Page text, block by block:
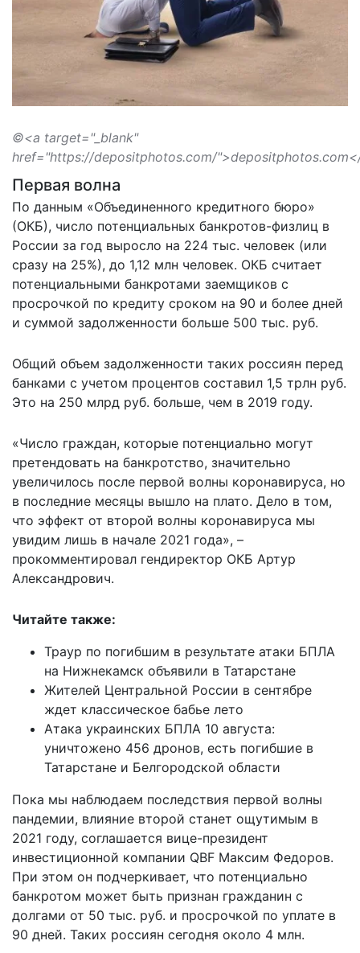
©<a target="_blank"
href="https://depositphotos.com/
Первая волна
По данным «Объединенного кредитного бюро»
(ОКБ), число потенциальных банкротов-физлиц в
России за год выросло на 224 тыс. человек (или
сразу на 25%), до 1,12 млн человек. ОКБ считает
потенциальными банкротами заемщиков с
просрочкой по кредиту сроком на 90 и более дней
и суммой задолженности больше 500 тыс. руб.
Общий объем задолженности таких россиян перед
банками с учетом процентов составил 1,5 трлн руб.
Это на 250 млрд руб. больше, чем в 2019 году.
«Число граждан, которые потенциально могут
претендовать на банкротство, значительно
увеличилось после первой волны коронавируса, но
в последние месяцы вышло на плато. Дело в том,
что эффект от второй волны коронавируса мы
увидим лишь в начале 2021 года», –
прокомментировал гендиректор ОКБ Артур
Александрович.
Читайте также:
Траур по погибшим в результате атаки БПЛА
на Нижнекамск объявили в Татарстане
Жителей Центральной России в сентябре
ждет классическое бабье лето
Атака украинских БПЛА 10 августа:
уничтожено 456 дронов, есть погибшие в
Татарстане и Белгородской области
Пока мы наблюдаем последствия первой волны
пандемии, влияние второй станет ощутимым в
2021 году, соглашается вице-президент
инвестиционной компании QBF Максим Федоров.
При этом он подчеркивает, что потенциально
банкротом может быть признан гражданин с
долгами от 50 тыс. руб. и просрочкой по уплате в
90 дней. Таких россиян сегодня около 4 млн.